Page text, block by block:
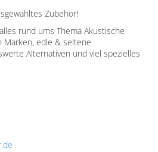
Zubehör!
rund ums Thema Akustische
Marken, edle & seltene
Alternativen und viel spezielles